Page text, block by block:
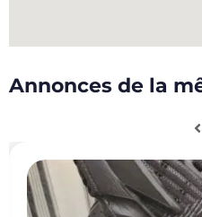
Annonces de la